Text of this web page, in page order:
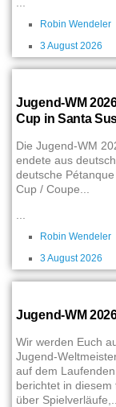
Robin Wendeler
3 August 2026
Jugend-WM
Cup in Santa
Die Jugend-WM
endete aus
deutsche
Cup / Coupe...
Robin Wendeler
3 August 2026
Jugend-WM
Wir werden Euch
Jugend-
auf dem
berichtet in diesem
über Spielverläufe,...